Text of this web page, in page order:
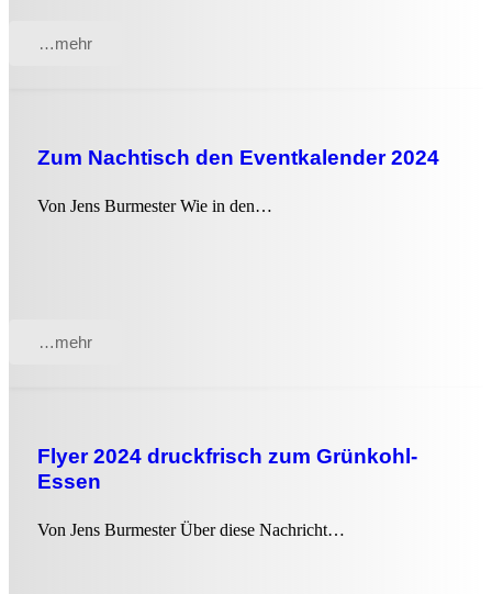
…mehr
Zum Nachtisch den Eventkalender 2024
Von Jens Burmester Wie in den…
…mehr
Flyer 2024 druckfrisch zum Grünkohl-
Essen
Von Jens Burmester Über diese Nachricht…